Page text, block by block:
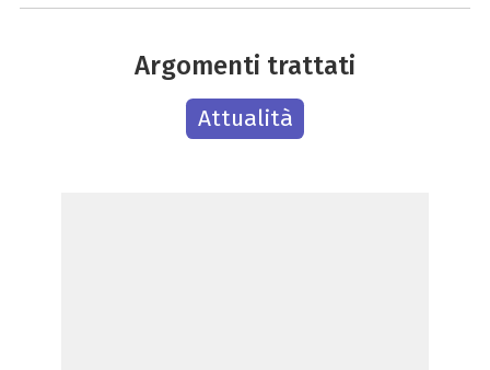
Argomenti trattati
Attualità